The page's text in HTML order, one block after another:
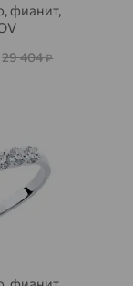
фианит,
29 404₽